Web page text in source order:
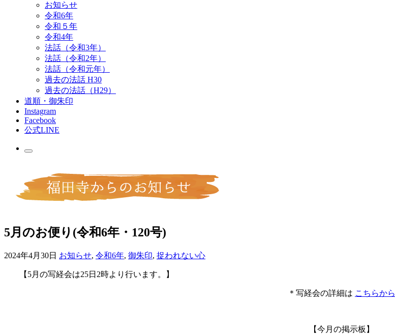
お知らせ
令和6年
令和５年
令和4年
法話（令和3年）
法話（令和2年）
法話（令和元年）
過去の法話 H30
過去の法話（H29）
道順・御朱印
Instagram
Facebook
公式LINE
5月のお便り(令和6年・120号)
2024年4月30日 お知らせ, 令和6年, 御朱印, 捉われない心
【5月の写経会は25日2時より行います。】
＊写経会の詳細は こちらから
【今月の掲示板】